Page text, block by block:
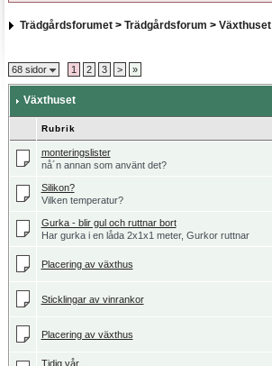
Trädgårdsforumet> Trädgårdsforum > Växthuset
68 sidor 1 2 3 > »
Växthuset
Rubrik
monteringslister
nå´n annan som använt det?
Silikon?
Vilken temperatur?
Gurka - blir gul och ruttnar bort
Har gurka i en låda 2x1x1 meter, Gurkor ruttnar
Placering av växthus
Sticklingar av vinrankor
Placering av växthus
Tidig vår...